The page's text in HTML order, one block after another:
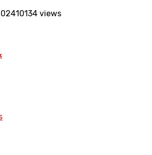
10134 views